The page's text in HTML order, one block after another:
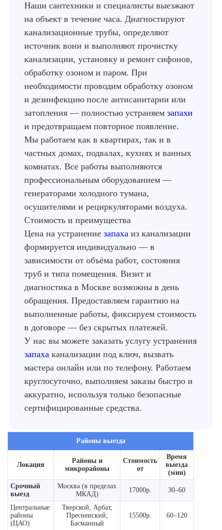
Наши сантехники и специалисты выезжают
на объект в течение часа. Диагностируют
канализационные трубы, определяют
источник вони и выполняют прочистку
канализации, установку и ремонт сифонов,
обработку озоном и паром. При
необходимости проводим обработку озоном
и дезинфекцию после антисанитарии или
затопления — полностью устраняем запахи
и предотвращаем повторное появление.
Мы работаем как в квартирах, так и в
частных домах, подвалах, кухнях и ванных
комнатах. Все работы выполняются
профессиональным оборудованием —
генераторами холодного тумана,
осушителями и рециркуляторами воздуха.
Стоимость и преимущества
Цена на устранение запаха из канализации
формируется индивидуально — в
зависимости от объёма работ, состояния
труб и типа помещения. Визит и
диагностика в Москве возможны в день
обращения. Предоставляем гарантию на
выполненные работы, фиксируем стоимость
в договоре — без скрытых платежей.
У нас вы можете заказать услугу устранения
запаха канализации под ключ, вызвать
мастера онлайн или по телефону. Работаем
круглосуточно, выполняем заказы быстро и
аккуратно, используя только безопасные
сертифицированные средства.
Районы выезда
Локация
Районы и
микрорайоны
Стоимость
от
Время
выезда
(мин)
Срочный
выезд
Москва (в пределах
МКАД)
17000р. 30–60
Центральные
районы
(ЦАО)
Тверской, Арбат,
Пресненский,
Басманный
15500р. 60–120